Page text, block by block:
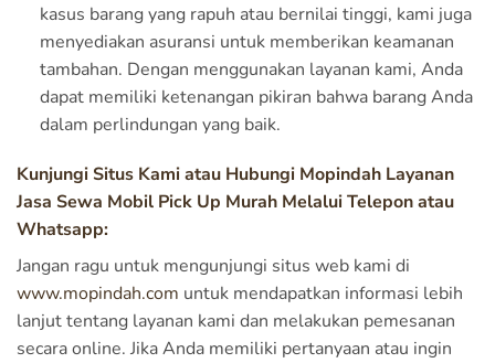
kasus barang yang rapuh atau bernilai tinggi, kami juga
menyediakan asuransi untuk memberikan keamanan
tambahan. Dengan menggunakan layanan kami, Anda
dapat memiliki ketenangan pikiran bahwa barang Anda
dalam perlindungan yang baik.
Kunjungi Situs Kami atau Hubungi Mopindah Layanan
Jasa Sewa Mobil Pick Up Murah Melalui Telepon atau
Whatsapp:
Jangan ragu untuk mengunjungi situs web kami di
www.mopindah.com untuk mendapatkan informasi lebih
lanjut tentang layanan kami dan melakukan pemesanan
secara online. Jika Anda memiliki pertanyaan atau ingin